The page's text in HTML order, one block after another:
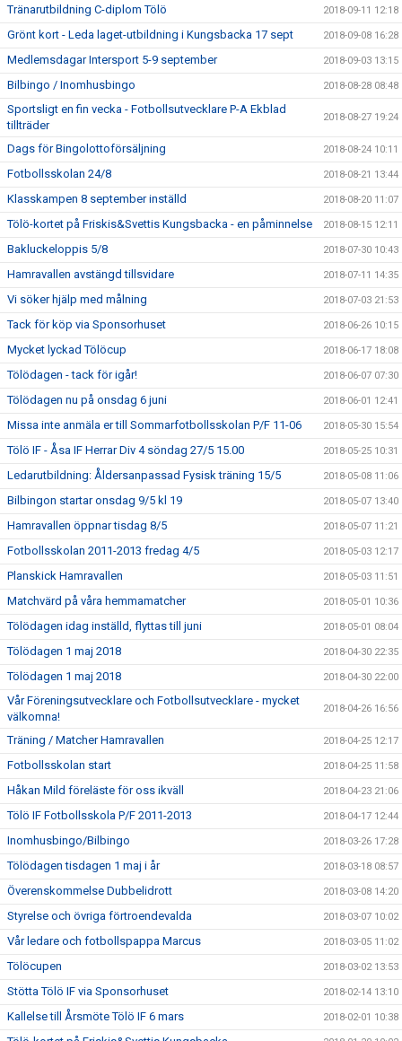
Tränarutbildning C-diplom Tölö 2018-09-11 12:18
Grönt kort - Leda laget-utbildning i Kungsbacka 17 sept 2018-09-08 16:28
Medlemsdagar Intersport 5-9 september 2018-09-03 13:15
Bilbingo / Inomhusbingo 2018-08-28 08:48
Sportsligt en fin vecka - Fotbollsutvecklare P-A Ekblad
tillträder
2018-08-27 19:24
Dags för Bingolottoförsäljning 2018-08-24 10:11
Fotbollsskolan 24/8 2018-08-21 13:44
Klasskampen 8 september inställd 2018-08-20 11:07
Tölö-kortet på Friskis&Svettis Kungsbacka - en påminnelse 2018-08-15 12:11
Bakluckeloppis 5/8 2018-07-30 10:43
Hamravallen avstängd tillsvidare 2018-07-11 14:35
Vi söker hjälp med målning 2018-07-03 21:53
Tack för köp via Sponsorhuset 2018-06-26 10:15
Mycket lyckad Tölöcup 2018-06-17 18:08
Tölödagen - tack för igår! 2018-06-07 07:30
Tölödagen nu på onsdag 6 juni 2018-06-01 12:41
Missa inte anmäla er till Sommarfotbollsskolan P/F 11-06 2018-05-30 15:54
Tölö IF - Åsa IF Herrar Div 4 söndag 27/5 15.00 2018-05-25 10:31
Ledarutbildning: Åldersanpassad Fysisk träning 15/5 2018-05-08 11:06
Bilbingon startar onsdag 9/5 kl 19 2018-05-07 13:40
Hamravallen öppnar tisdag 8/5 2018-05-07 11:21
Fotbollsskolan 2011-2013 fredag 4/5 2018-05-03 12:17
Planskick Hamravallen 2018-05-03 11:51
Matchvärd på våra hemmamatcher 2018-05-01 10:36
Tölödagen idag inställd, flyttas till juni 2018-05-01 08:04
Tölödagen 1 maj 2018 2018-04-30 22:35
Tölödagen 1 maj 2018 2018-04-30 22:00
Vår Föreningsutvecklare och Fotbollsutvecklare - mycket
välkomna!
2018-04-26 16:56
Träning / Matcher Hamravallen 2018-04-25 12:17
Fotbollsskolan start 2018-04-25 11:58
Håkan Mild föreläste för oss ikväll 2018-04-23 21:06
Tölö IF Fotbollsskola P/F 2011-2013 2018-04-17 12:44
Inomhusbingo/Bilbingo 2018-03-26 17:28
Tölödagen tisdagen 1 maj i år 2018-03-18 08:57
Överenskommelse Dubbelidrott 2018-03-08 14:20
Styrelse och övriga förtroendevalda 2018-03-07 10:02
Vår ledare och fotbollspappa Marcus 2018-03-05 11:02
Tölöcupen 2018-03-02 13:53
Stötta Tölö IF via Sponsorhuset 2018-02-14 13:10
Kallelse till Årsmöte Tölö IF 6 mars 2018-02-01 10:38